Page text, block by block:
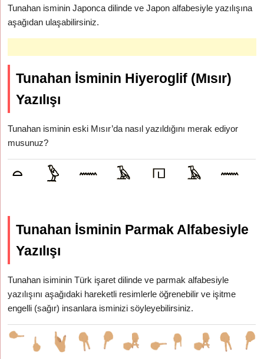
Tunahan isminin Japonca dilinde ve Japon alfabesiyle yazılışına
aşağıdan ulaşabilirsiniz.
Tunahan İsminin Hiyeroglif (Mısır)
Yazılışı
Tunahan isminin eski Mısır’da nasıl yazıldığını merak ediyor
musunuz?
Tunahan İsminin Parmak Alfabesiyle
Yazılışı
Tunahan isiminin Türk işaret dilinde ve parmak alfabesiyle
yazılışını aşağıdaki hareketli resimlerle öğrenebilir ve işitme
engelli (sağır) insanlara isminizi söyleyebilirsiniz.